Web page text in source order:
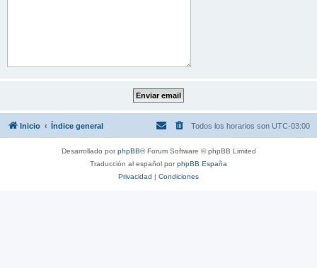
Inicio Índice general Todos los horarios son UTC-03:00
Desarrollado porphpBB® Forum Software © phpBB Limited
Traducción al español porphpBB España
Privacidad | Condiciones